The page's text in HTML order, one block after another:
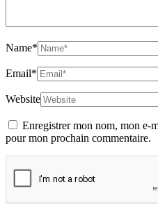
Name*
Email*
Website
Enregistrer mon nom, mon e-
pour mon prochain commentaire.